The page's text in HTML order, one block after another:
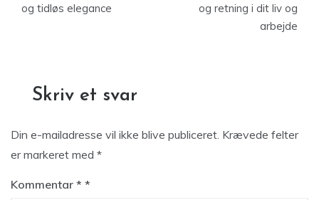
og tidløs elegance
og retning i dit liv og
arbejde
Skriv et svar
Din e-mailadresse vil ikke blive publiceret. Krævede felter
er markeret med *
Kommentar *